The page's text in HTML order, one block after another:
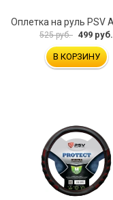
525 руб. 499 руб.
В КОРЗИНУ